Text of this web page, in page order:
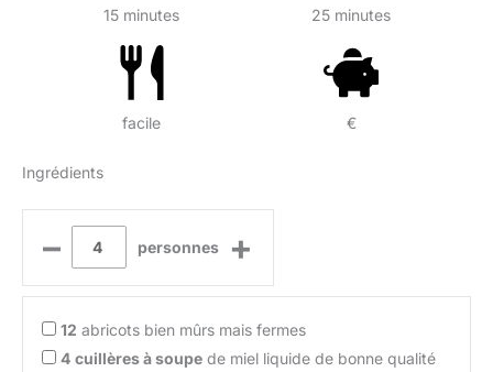
15 minutes 25 minutes
facile €
Ingrédients
– personnes +
12 abricots bien mûrs mais fermes
4 cuillères à soupe de miel liquide de bonne qualité